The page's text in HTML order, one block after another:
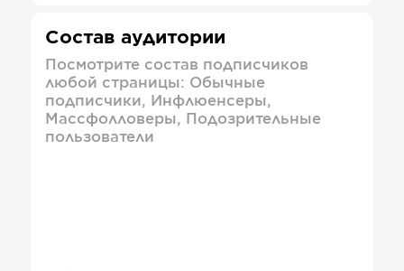
Состав аудитории
Посмотрите состав подписчиков
любой страницы: Обычные
подписчики, Инфлюенсеры,
Массфолловеры, Подозрительные
пользователи